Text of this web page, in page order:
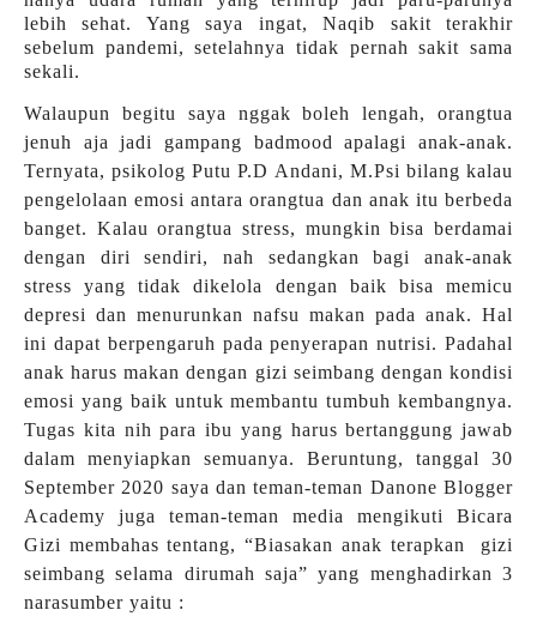
lebih sehat. Yang saya ingat, Naqib sakit terakhir
sebelum pandemi, setelahnya tidak pernah sakit sama
sekali.
Walaupun begitu saya nggak boleh lengah, orangtua
jenuh aja jadi gampang badmood apalagi anak-anak.
Ternyata, psikolog Putu P.D Andani, M.Psi bilang kalau
pengelolaan emosi antara orangtua dan anak itu berbeda
banget. Kalau orangtua stress, mungkin bisa berdamai
dengan diri sendiri, nah sedangkan bagi anak-anak
stress yang tidak dikelola dengan baik bisa memicu
depresi dan menurunkan nafsu makan pada anak. Hal
ini dapat berpengaruh pada penyerapan nutrisi. Padahal
anak harus makan dengan gizi seimbang dengan kondisi
emosi yang baik untuk membantu tumbuh kembangnya.
Tugas kita nih para ibu yang harus bertanggung jawab
dalam menyiapkan semuanya. Beruntung, tanggal 30
September 2020 saya dan teman-teman Danone Blogger
Academy juga teman-teman media mengikuti Bicara
Gizi membahas tentang, “Biasakan anak terapkan
gizi
seimbang selama dirumah saja” yang menghadirkan 3
narasumber yaitu :